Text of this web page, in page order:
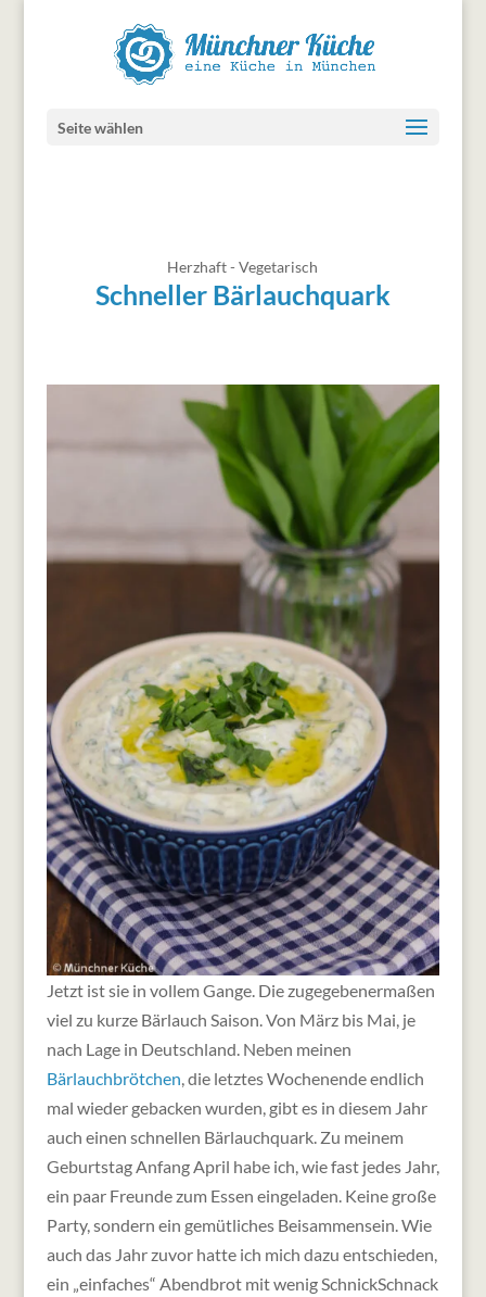
Seite wählen
Herzhaft - Vegetarisch
Schneller Bärlauchquark
Jetzt ist sie in vollem Gange. Die zugegebenermaßen
viel zu kurze Bärlauch Saison. Von März bis Mai, je
nach Lage in Deutschland. Neben meinen
Bärlauchbrötchen, die letztes Wochenende endlich
mal wieder gebacken wurden, gibt es in diesem Jahr
auch einen schnellen Bärlauchquark. Zu meinem
Geburtstag Anfang April habe ich, wie fast jedes Jahr,
ein paar Freunde zum Essen eingeladen. Keine große
Party, sondern ein gemütliches Beisammensein. Wie
auch das Jahr zuvor hatte ich mich dazu entschieden,
ein „einfaches“ Abendbrot mit wenig SchnickSchnack